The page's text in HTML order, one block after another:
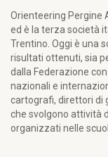
Orienteering Pergine
ed è la terza società
Trentino. Oggi è una
risultati ottenuti, sia
dalla Federazione
nazionali e
cartografi, direttori di
che svolgono attività
organizzati nelle